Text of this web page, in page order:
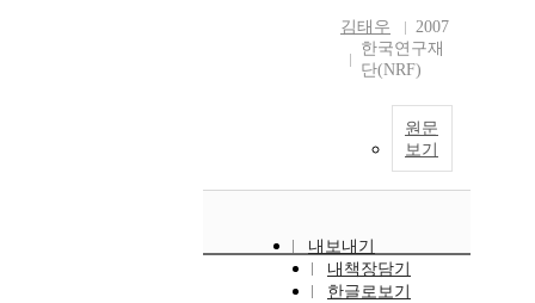
김태우
2007
한국연구재
단(NRF)
원문
보기
내보내기
내책장담기
한글로보기